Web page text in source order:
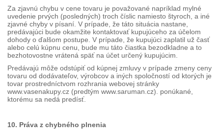
Za zjavnú chybu v cene tovaru je považované napríklad mylné
uvedenie prvých (posledných) troch číslic namiesto štyroch, a iné
zjavné chyby v písaní. V prípade, že táto situácia nastane,
predávajúci bude okamžite kontaktovať kupujúceho za účelom
dohody o ďalšom postupe. V prípade, že kupujúci zaplatil už časť
alebo celú kúpnu cenu, bude mu táto čiastka bezodkladne a to
bezhotovostne vrátená späť na účet určený kupujúcim.
Predávajú môže odstúpiť od kúpnej zmluvy v prípade zmeny ceny
tovaru od dodávateľov, výrobcov a iných spoločností od ktorých je
tovar prostredníctvom rozhrania webovej stránky
www.vasenakupy.cz (predtým www.saruman.cz). ponúkané,
ktorému sa nedá predísť.
10. Práva z chybného plnenia